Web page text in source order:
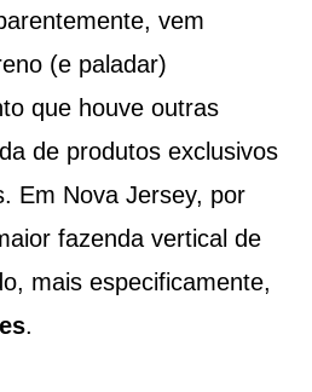
vem
(e paladar)
que houve outras
de produtos exclusivos
Em Nova Jersey, por
fazenda vertical de
mais especificamente,
.